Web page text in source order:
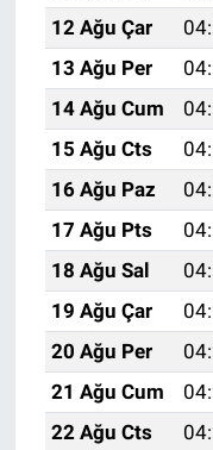
12 Ağu Çar
13 Ağu Per
14 Ağu Cum
15 Ağu Cts
16 Ağu Paz
17 Ağu Pts
18 Ağu Sal
19 Ağu Çar
20 Ağu Per
21 Ağu Cum
22 Ağu Cts